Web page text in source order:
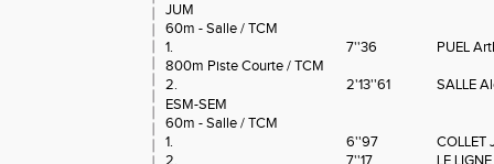
JUM
60m - Salle / TCM
1.
7''36
PUEL
800m Piste Courte / TCM
2.
2'13''61
SALLE
ESM-SEM
60m - Salle / TCM
1.
6''97
COLLET